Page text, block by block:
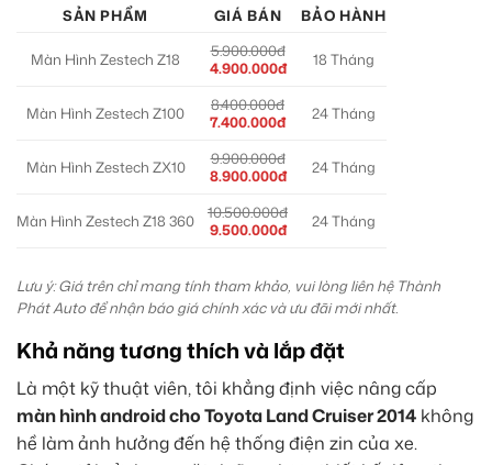
SẢN PHẨM GIÁ BÁN BẢO HÀNH
Màn Hình Zestech Z18
5.900.000đ
4.900.000đ
18 Tháng
Màn Hình Zestech Z100
8.400.000đ
7.400.000đ
24 Tháng
Màn Hình Zestech ZX10
9.900.000đ
8.900.000đ
24 Tháng
Màn Hình Zestech Z18 360
10.500.000đ
9.500.000đ
24 Tháng
Lưu ý: Giá trên chỉ mang tính tham khảo, vui lòng liên hệ Thành
Phát Auto để nhận báo giá chính xác và ưu đãi mới nhất.
Khả năng tương thích và lắp đặt
Là một kỹ thuật viên, tôi khẳng định việc nâng cấp
màn hình android cho Toyota Land Cruiser 2014 không
hề làm ảnh hưởng đến hệ thống điện zin của xe.